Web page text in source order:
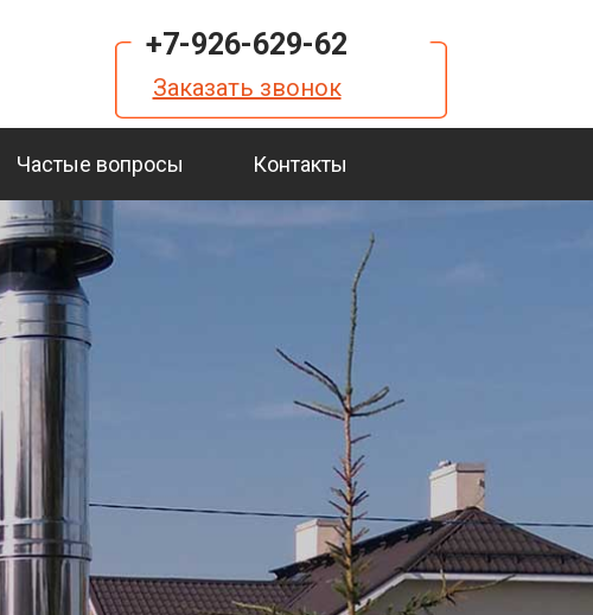
+7-926-629-62
Заказать звонок
Частые вопросы Контакты